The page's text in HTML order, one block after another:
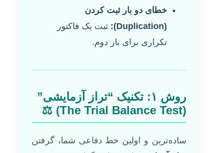
خطای دو بار ثبت کردن
(Duplication):
ثبت یک فاکتور
تکراری برای بار دوم.
روش ۱: تکنیک “تراز آزمایشی”
(The Trial Balance Test) ⚖️
ساده‌ترین و اولین خط دفاعی شما، گرفتن